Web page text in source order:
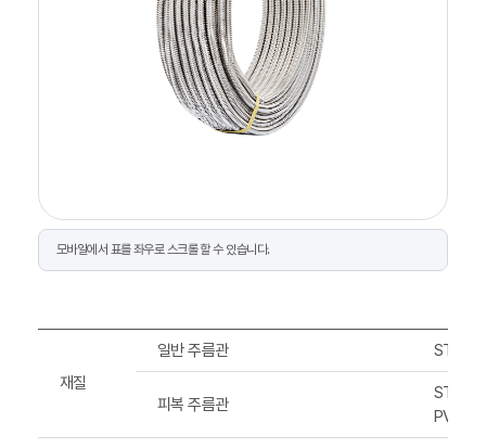
재질
일반 주름관
피복 주름관
PVC